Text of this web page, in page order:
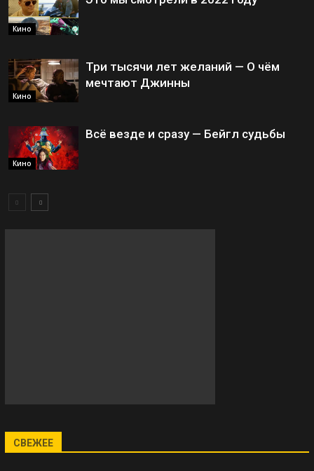
Кино
Кино
Три тысячи лет желаний — О чём
мечтают Джинны
Кино
Всё везде и сразу — Бейгл судьбы
СВЕЖЕЕ